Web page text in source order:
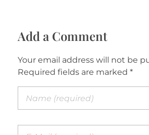
Add a Comment
Your email address will not be
Required fields are marked *